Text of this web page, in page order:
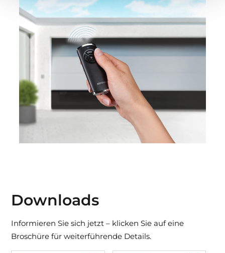
Downloads
Informieren Sie sich jetzt – klicken Sie auf eine
Broschüre für weiterführende Details.